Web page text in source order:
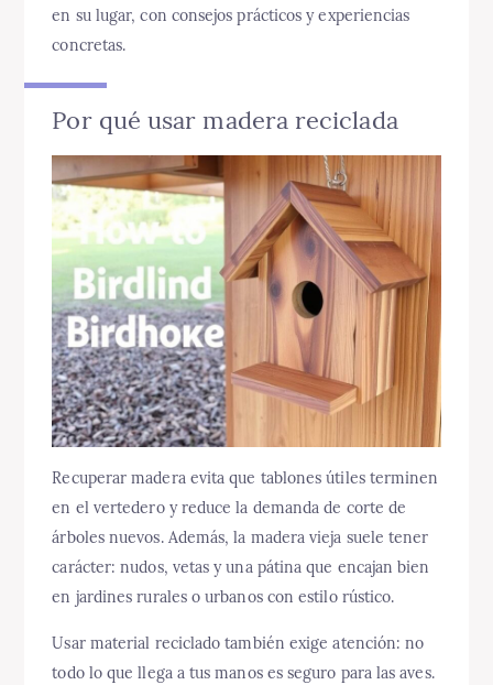
en su lugar, con consejos prácticos y experiencias
concretas.
Por qué usar madera reciclada
Recuperar madera evita que tablones útiles terminen
en el vertedero y reduce la demanda de corte de
árboles nuevos. Además, la madera vieja suele tener
carácter: nudos, vetas y una pátina que encajan bien
en jardines rurales o urbanos con estilo rústico.
Usar material reciclado también exige atención: no
todo lo que llega a tus manos es seguro para las aves.